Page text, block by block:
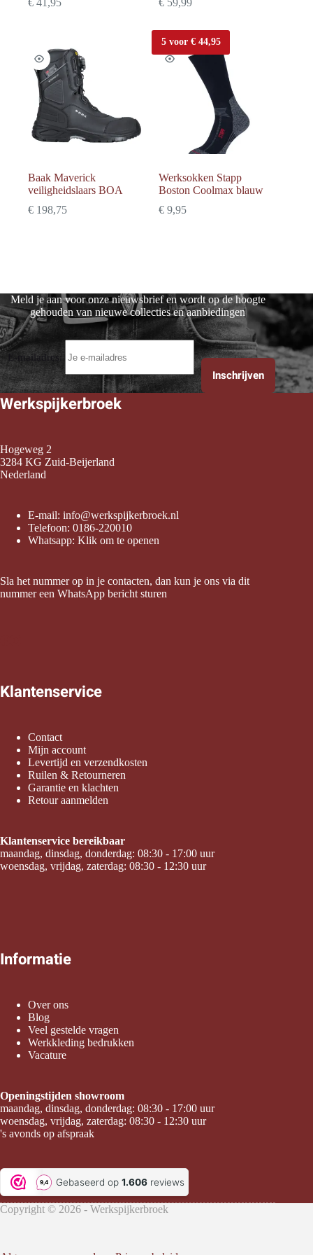
Baak Maverick
veiligheidslaars BOA
€ 198,75
5 voor € 44,95
Werksokken Stapp
Boston Coolmax blauw
€ 9,95
Meld je aan voor onze nieuwsbrief en wordt op de hoogte
gehouden van nieuwe collecties en aanbiedingen
E-mailadres:
Werkspijkerbroek
Hogeweg 2
3284 KG Zuid-Beijerland
Nederland
E-mail: info@werkspijkerbroek.nl
Telefoon: 0186-220010
Whatsapp: Klik om te openen
Sla het nummer op in je contacten, dan kun je ons via dit
nummer een WhatsApp bericht sturen
Klantenservice
Contact
Mijn account
Levertijd en verzendkosten
Ruilen & Retourneren
Garantie en klachten
Retour aanmelden
Klantenservice bereikbaar
maandag, dinsdag, donderdag: 08:30 - 17:00 uur
woensdag, vrijdag, zaterdag: 08:30 - 12:30 uur
Informatie
Over ons
Blog
Veel gestelde vragen
Werkkleding bedrukken
Vacature
Openingstijden showroom
maandag, dinsdag, donderdag: 08:30 - 17:00 uur
woensdag, vrijdag, zaterdag: 08:30 - 12:30 uur
's avonds op afspraak
Copyright © 2026 - Werkspijkerbroek